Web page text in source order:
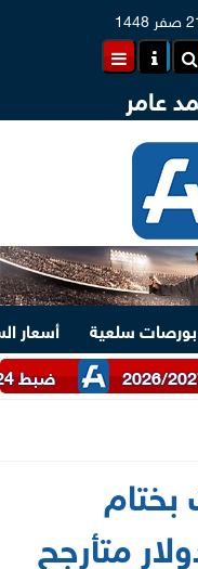
1448
عامر
بورصات سلعية
أسعار
ضبط 24 طن دقيق أبيض وبلدي مدعم عبر شرطة التموين
بختام
متأرجح